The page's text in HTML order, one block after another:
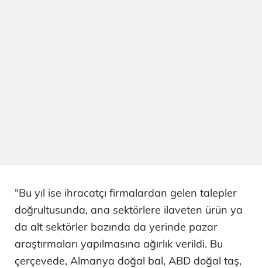
"Bu yıl ise ihracatçı firmalardan gelen talepler
doğrultusunda, ana sektörlere ilaveten ürün ya
da alt sektörler bazında da yerinde pazar
araştırmaları yapılmasına ağırlık verildi. Bu
çerçevede, Almanya doğal bal, ABD doğal taş,